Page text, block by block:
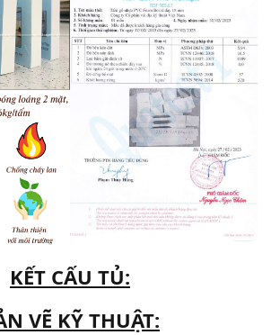
KẾT CẤU TỦ:
VẼ KỸ THUẬT: